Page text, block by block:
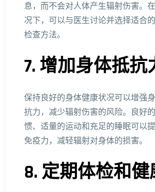
息，而不会对人体产生辐射伤害。
况下，可以与医生讨论并选择适合
检查方法。
7. 增加身体抵抗
保持良好的身体健康状况可以增强
抗力，减少辐射伤害的风险。良好
惯、适量的运动和充足的睡眠可以
免疫力，减轻辐射对身体的损害。
8. 定期体检和